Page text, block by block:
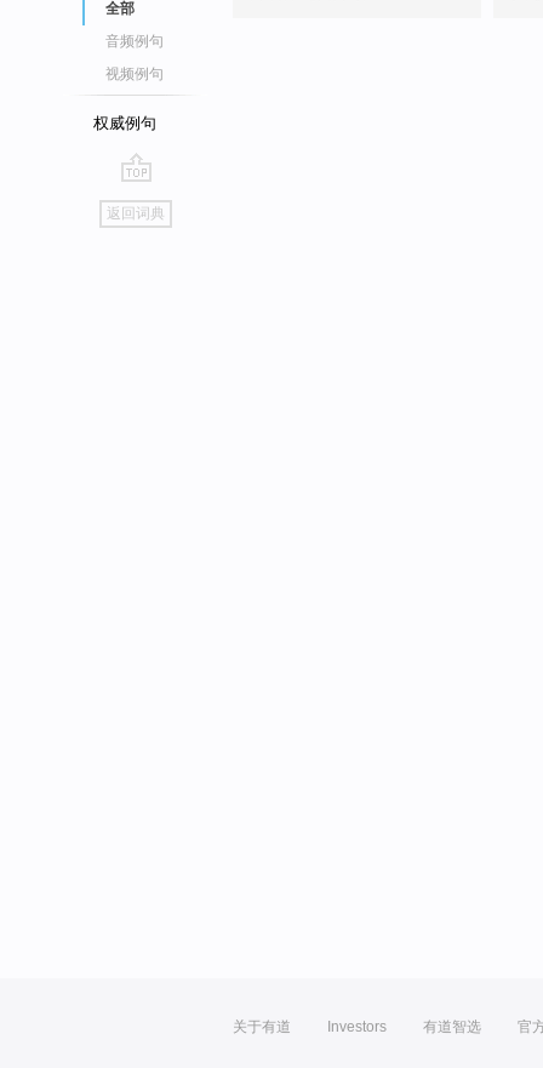
全部
音频例句
视频例句
权威例句
go
top
返回词典
关于有道 Investors 有道智选 官